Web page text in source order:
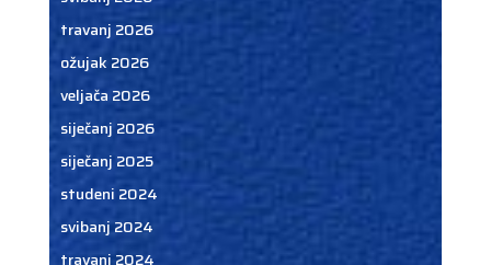
travanj 2026
ožujak 2026
veljača 2026
siječanj 2026
siječanj 2025
studeni 2024
svibanj 2024
travanj 2024